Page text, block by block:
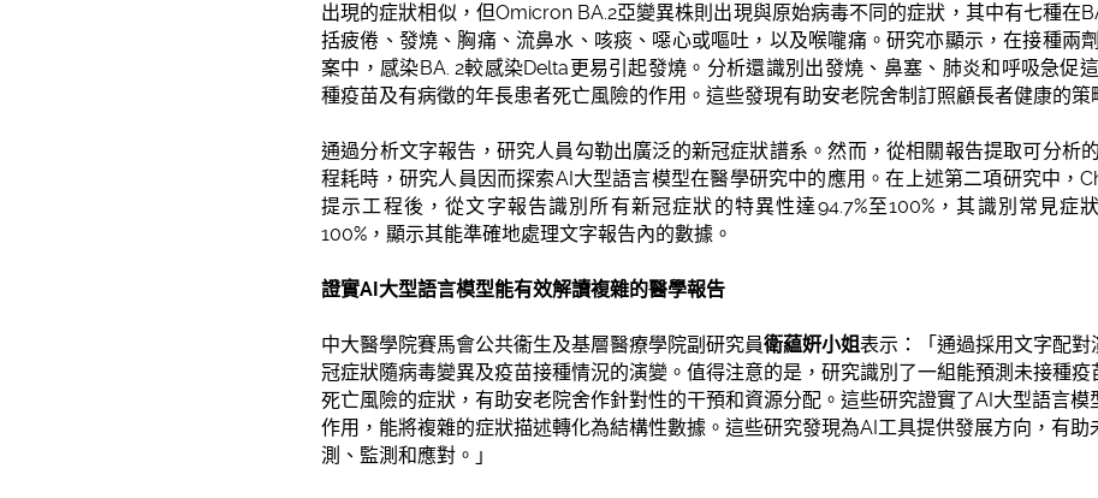
出現的症狀相似，但Omicron BA.2亞變異株則出現與原始病毒不同的症狀，其中有七種在
括疲倦、發燒、胸痛、流鼻水、咳痰、噁心或嘔吐，以及喉嚨痛。研究亦顯示，在接種兩
案中，感染BA. 2較感染Delta更易引起發燒。分析還識別出發燒、鼻塞、肺炎和呼吸急促
種疫苗及有病徵的年長患者死亡風險的作用。這些發現有助安老院舍制訂照顧長者健康的策
通過分析文字報告，研究人員勾勒出廣泛的新冠症狀譜系。然而，從相關報告提取可分析
程耗時，研究人員因而探索AI大型語言模型在醫學研究中的應用。在上述第二項研究中，
提示工程後，從文字報告識別所有新冠症狀的特異性達94.7%至100%，其識別常見症
100%，顯示其能準確地處理文字報告內的數據。
證實AI 大型語言模型能有效解讀複雜的醫學報告
中大醫學院賽馬會公共衞生及基層醫療學院​副研究員衛藴姸小姐表示：「通過採用文字配
冠症狀隨病毒變異及疫苗接種情況的演變。值得注意的是，研究識別了一組能預測未接種
死亡風險的症狀，有助安老院舍作針對性的干預和資源分配。這些研究證實了AI大型語言模
作用，能將複雜的症狀描述轉化為結構性數據。這些研究發現為AI工具提供發展方向，有助
測、監測和應對。」